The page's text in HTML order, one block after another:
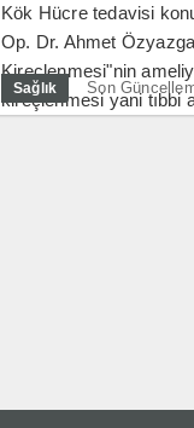
Kök Hücre tedavisi
Op. Dr. Ahmet
Kireçlenmesi"nin
kireçlenmesi yani tıbbi
Sağlık Son